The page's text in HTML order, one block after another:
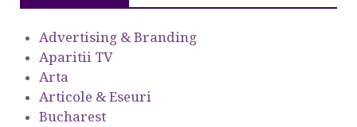
Advertising & Branding
Aparitii TV
Arta
Articole & Eseuri
Bucharest